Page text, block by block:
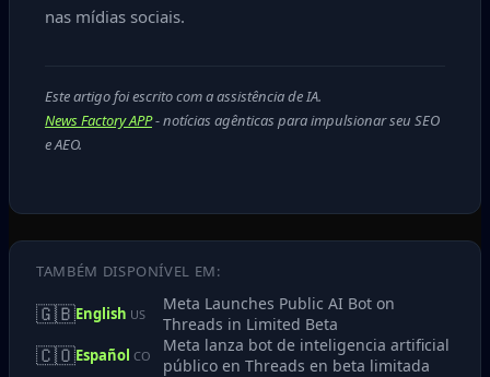
nas mídias sociais.
Este artigo foi escrito com a assistência de IA.
News Factory APP- notícias agênticas para impulsionar seu SEO
e AEO.
TAMBÉM DISPONÍVEL EM:
🇬🇧English US
Meta Launches Public AI Bot on
Threads in Limited Beta
🇨🇴Español CO
Meta lanza bot de inteligencia artificial
público en Threads en beta limitada